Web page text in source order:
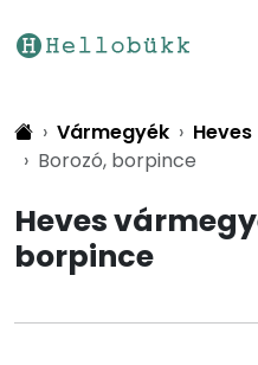
Vármegyék Heves
Borozó, borpince
Heves
borpince